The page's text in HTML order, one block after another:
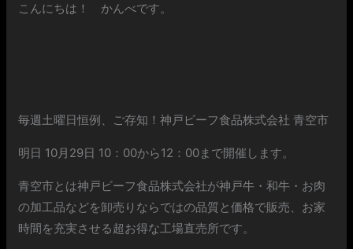
こんにちは！ かんべです。
毎週土曜日恒例、ご存知！神戸ビーフ食品株式会社 青空市
明日 10月29日 10：00から12：00まで開催します。
青空市とは神戸ビーフ食品株式会社が神戸牛・和牛・お肉
の加工品などを卸売りならではの品質と価格で販売、お家
時間を充実させる超お得な工場直売所です。